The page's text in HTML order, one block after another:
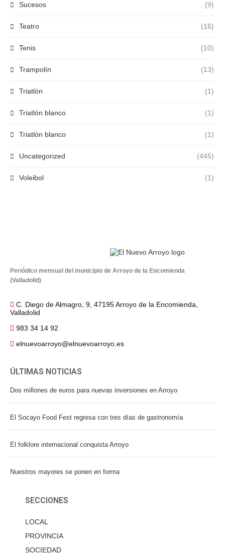
Sucesos (9)
Teatro (16)
Tenis (10)
Trampolín (13)
Triatlón (1)
Triatlón blanco (1)
Triatlón blanco (1)
Uncategorized (445)
Voleibol (1)
Periódico mensual del municipio de Arroyo de la Encomienda
(Valladolid)
C. Diego de Almagro, 9, 47195 Arroyo de la Encomienda,
Valladolid
983 34 14 92
elnuevoarroyo@elnuevoarroyo.es
ÚLTIMAS NOTICIAS
Dos millones de euros para nuevas inversiones en Arroyo
El Socayo Food Fest regresa con tres días de gastronomía
El folklore internacional conquista Arroyo
Nuestros mayores se ponen en forma
SECCIONES
LOCAL
PROVINCIA
SOCIEDAD